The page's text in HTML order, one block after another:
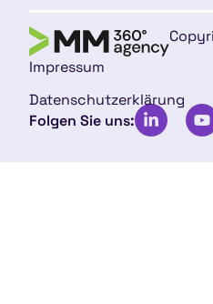
Impressum
Datenschutzerklärung
Folgen Sie uns: